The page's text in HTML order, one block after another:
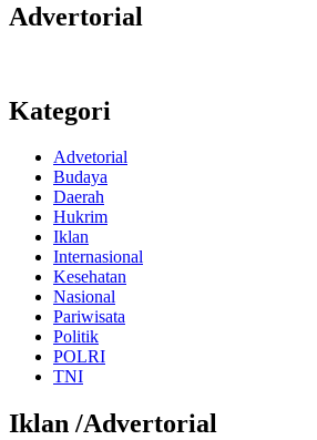
Advertorial
Kategori
Advetorial
Budaya
Daerah
Hukrim
Iklan
Internasional
Kesehatan
Nasional
Pariwisata
Politik
POLRI
TNI
Iklan /Advertorial